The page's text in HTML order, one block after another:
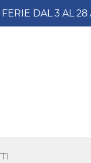
DAL 3 AL